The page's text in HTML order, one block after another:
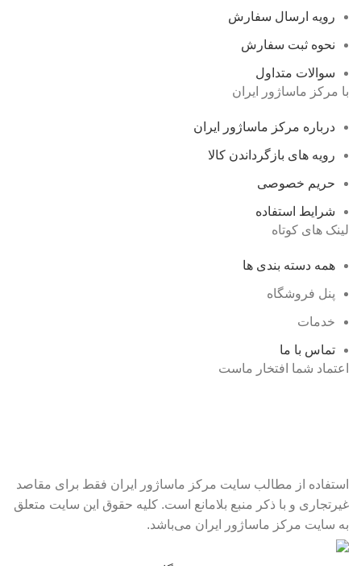
رویه ارسال سفارش
نحوه ثبت سفارش
سوالات متداول
با مرکز ماساژور ایران
درباره مرکز ماساژور ایران
رویه های بازگرداندن کالا
حریم خصوصی
شرایط استفاده
لینک های کوتاه
همه دسته بندی ها
پنل فروشگاه
خدمات
تماس با ما
اعتماد شما افتخار ماست
استفاده از مطالب سایت مرکز ماساژور ایران فقط برای مقاصد
غیرتجاری و با ذکر منبع بلامانع است. کلیه حقوق این سایت متعلق
به سایت مرکز ماساژور ایران می‌باشد.